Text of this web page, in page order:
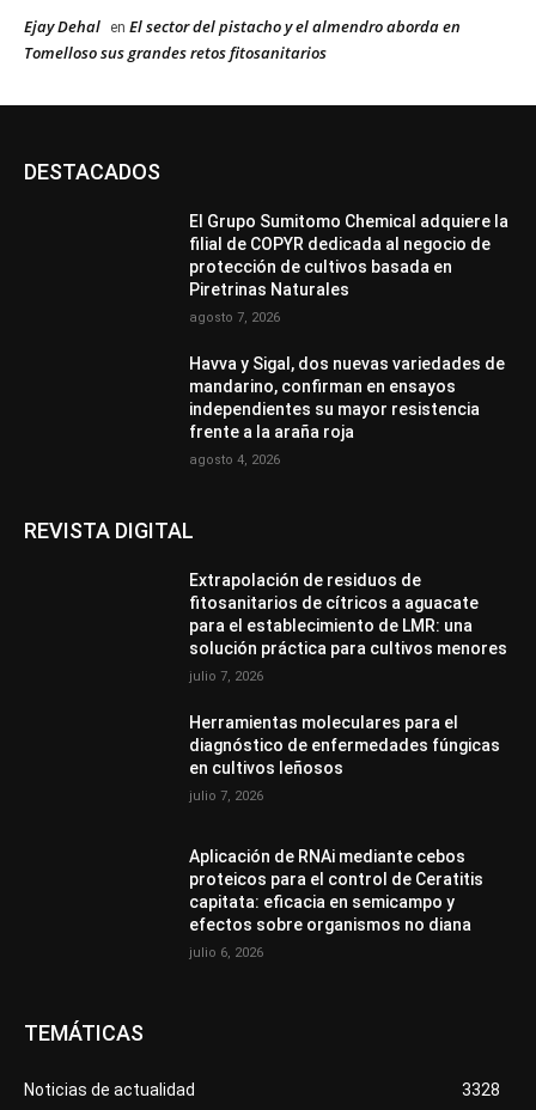
Ejay Dehal en El sector del pistacho y el almendro aborda en
Tomelloso sus grandes retos fitosanitarios
DESTACADOS
El Grupo Sumitomo Chemical adquiere la
filial de COPYR dedicada al negocio de
protección de cultivos basada en
Piretrinas Naturales
agosto 7, 2026
Havva y Sigal, dos nuevas variedades de
mandarino, confirman en ensayos
independientes su mayor resistencia
frente a la araña roja
agosto 4, 2026
REVISTA DIGITAL
Extrapolación de residuos de
fitosanitarios de cítricos a aguacate
para el establecimiento de LMR: una
solución práctica para cultivos menores
julio 7, 2026
Herramientas moleculares para el
diagnóstico de enfermedades fúngicas
en cultivos leñosos
julio 7, 2026
Aplicación de RNAi mediante cebos
proteicos para el control de Ceratitis
capitata: eficacia en semicampo y
efectos sobre organismos no diana
julio 6, 2026
TEMÁTICAS
Noticias de actualidad
3328